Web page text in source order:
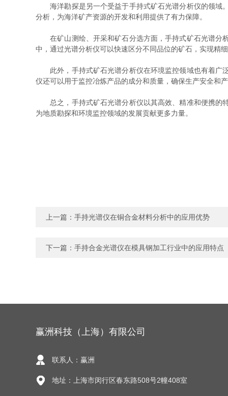
海洋勘探是另一个受益于手持式矿石光谱分析仪的领域
分析，为海洋矿产资源的开发和利用提供了有力保障。
在矿山测绘、开采和矿石分选方面，手持式矿石光谱分
中，通过光谱分析仪可以快速区分不同品位的矿石，实现精
此外，手持式矿石光谱分析仪在环境监控领域也有着广
仪还可以用于监控冶炼产品的成分和质量，确保生产安全和
总之，手持式矿石光谱分析仪以其高效、精准和便携的
为地质勘探和环境监控领域的发展贡献更多力量。
上一篇： 手持光谱仪在铜合金材料分析中的应用优势
下一篇： 手持合金光谱仪在模具钢加工行业中的应用特点
赢洲科技（上海）有限公司
联系人：赢洲
地址：上海市闵行区春东路508号2幢408室